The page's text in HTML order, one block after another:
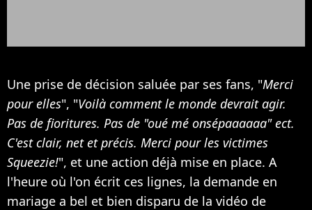
Une prise de décision saluée par ses fans, "Merci
pour elles", "Voilà comment le monde devrait agir.
Pas de fioritures. Pas de "oué mé onsépaaaaaa" ect.
C'est clair, net et précis. Merci pour les victimes
Squeezie!", et une action déjà mise en place. A
l'heure où l'on écrit ces lignes, la demande en
mariage a bel et bien disparu de la vidéo de